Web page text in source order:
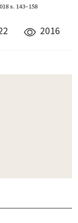
s. 143–158
2016